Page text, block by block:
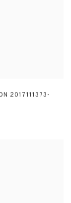
2017111373-